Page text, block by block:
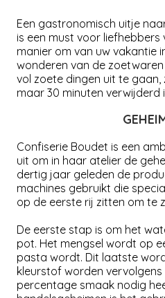
Een gastronomisch uitje
is een must voor liefhebbers
manier om van uw vakantie
wonderen van de
vol zoete dingen uit te
maar 30 minuten verwijderd
Confiserie Boudet is een
uit om in haar atelier de
dertig jaar geleden de
machines gebruikt die
op de eerste rij zitten om te
De eerste stap is om het
pot. Het mengsel wordt op
pasta wordt. Dit laatste
kleurstof worden
percentage smaak nodig